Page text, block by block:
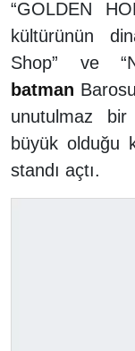
“GOLDEN
kültürünün
Shop” ve
batman
unutulmaz
büyük olduğu
standı açtı.